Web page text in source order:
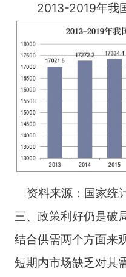
2013-2019年我
资料来源：国家统
三、政策利好仍是破
结合供需两个方面来
短期内市场缺乏对其